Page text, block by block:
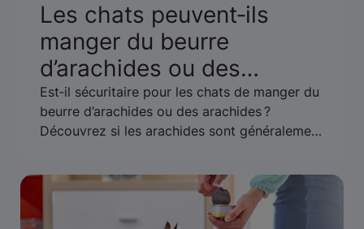
Les chats peuvent‑ils
manger du beurre
d’arachides ou des
arachides ? Un guide pour
leur sécurité
Est‑il sécuritaire pour les chats de manger du
beurre d’arachides ou des arachides ?
Découvrez si les arachides sont généralement
xylitol.